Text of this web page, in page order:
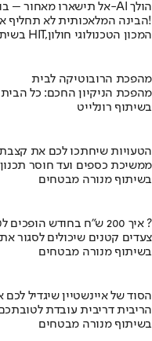
אל תישארו מאחור – בואו לגלות לאן ה-AI הולך
הבינה המלאכותית לא תחליף אנשים, היא תחליף את מי שלא משתמש בה!
בשיתוף HIT,המכון הטכנולוגי חולון
מהפכת הרובוטיקה לבית
מהפכת הניקיון החכם: כל
בשיתוף רונלייט
הטעויות שיחתכו לכם את
ממשיכת כספים ועד חוסר
בשיתוף מנורה מבטחים
איך 200 ש"ח בחודש הופכים ל140 אלף ?
צעדים קטנים שיכולים לסגור
בשיתוף מנורה מבטחים
הסוד של איינשטיין שיגדיל
הריבית דריבית עובדת
בשיתוף מנורה מבטחים